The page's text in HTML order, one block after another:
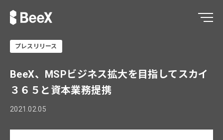
プレスリリース
BeeX、MSPビジネス拡大を目指してスカイ
３６５と資本業務提携
2021.02.05